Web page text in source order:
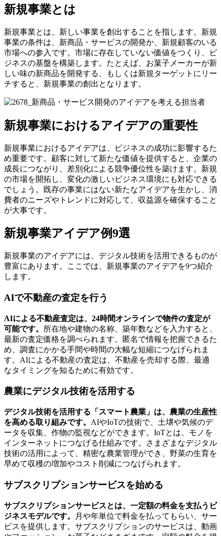
新規事業とは
新規事業とは、新しい事業を創出することを指します。新規
事業の条件は、新商品・サービスの開発か、新規顧客のいる
市場への参入です。市場に存在していない価値をつくり、ビ
ジネスの基盤を構築します。たとえば、お菓子メーカーが新
しい味の新商品を開発する、もしくは新規ターゲットにリー
チすると、新規事業の創出となります。
新規事業におけるアイデアの重要性
新規事業におけるアイデアは、ビジネスの成功に影響するた
め重要です。顧客に対して新たな価値を提供すると、企業の
成長につながり、差別化による競争優位性を築けます。新規
の市場を開拓し、変化の激しいビジネス環境にも対応できる
でしょう。既存の事業にはない新たなアイデアを生かし、消
費者のニーズやトレンドに対応して、収益源を確保すること
が大事です。
新規事業アイデア例9選
新規事業のアイデアには、デジタル技術を活用できるものが
豊富にあります。ここでは、新規事業のアイデアを9つ紹介
します。
AIで不動産の査定を行う
AIによる不動産査定は、24時間オンラインで物件の査定が
可能です。
所在地や建物の名称、築年数などを入力すると、
最新の査定価格を調べられます。匿名で情報を把握できるた
め、調査にかかる手間や時間の大幅な短縮につなげられま
す。AIによる不動産の査定は、不動産を売却する際、最適
なタイミングを知るために有効です。
農業にデジタル技術を活用する
デジタル技術を活用する「スマート農業」は、農業の生産性
を高める取り組みです。 AIやIoTの技術で、土壌や気候のデ
ータを収集、作物の監視などができます。IoTとは、モノを
インターネットにつなげる仕組みです。さまざまなデジタル
技術の活用によって、精密な農業管理ができ、野菜の生育を
早めて収穫の増加やコスト削減につなげられます。
サブスクリプションサービスを始める
サブスクリプションサービスとは、一定額の料金を支払うビ
ジネスモデルです。
月や年単位で料金を払ってもらい、サー
ビスを提供します。サブスクリプションのサービスは、動画